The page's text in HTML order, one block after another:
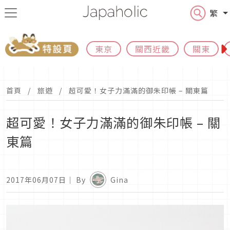
繁
東京 關西近畿 關東
首頁 旅遊 超可愛！女子力滿滿的御朱印帳 – 關東篇
超可愛！女子力滿滿的御朱印帳 – 關
東篇
2017年06月07日 ｜ By Gina